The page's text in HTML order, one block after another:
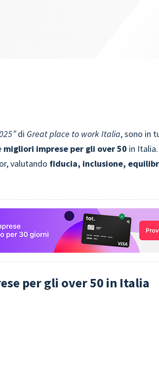
di Great place to work Italia, sono in
migliori imprese per gli over 50 in
valutando fiducia, inclusione,
per gli over 50 in Italia